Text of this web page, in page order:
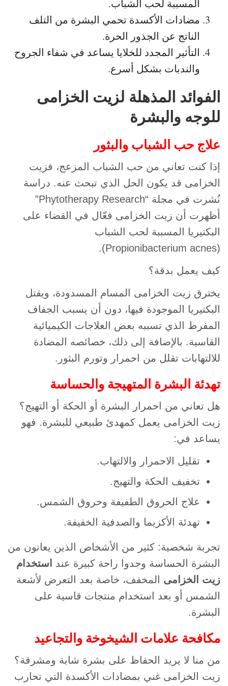
المسببة لحب الشباب.
مضادات الأكسدة تحمي البشرة من التلف
الناتج عن الجذور الحرة.
التأثير المجدد للخلايا يساعد في شفاء الجروح
والندبات بشكل أسرع.
الفوائد المذهلة لزيت الخزامى
للوجه والبشرة
علاج حب الشباب والبثور
إذا كنت تعاني من حب الشباب المزعج، فزيت
الخزامى قد يكون الحل الذي تبحث عنه. دراسة
نُشرت في مجلة “Phytotherapy Research”
أظهرت أن زيت الخزامى فعّال في القضاء على
البكتيريا المسببة لحب الشباب
(Propionibacterium acnes).
كيف يعمل بدقة؟
يخترق زيت الخزامى المسام المسدودة، ويقتل
البكتيريا الموجودة فيها، دون أن يسبب الجفاف
المفرط الذي تسببه بعض العلاجات الكيميائية
القاسية. بالإضافة إلى ذلك، خصائصه المضادة
للالتهابات تقلل من احمرار وتورم البثور.
تهدئة البشرة المتهيجة والحساسة
هل تعاني من احمرار البشرة أو الحكة أو التهيج؟
زيت الخزامى يعمل كمهدئ طبيعي للبشرة. فهو
يساعد في:
تقليل الاحمرار والالتهاب.
تخفيف الحكة والتهيج.
علاج الحروق الطفيفة وحروق الشمس.
تهدئة الأكزيما والصدفية الخفيفة.
تجربة شخصية: كثير من الأشخاص الذين يعانون من
البشرة الحساسة وجدوا راحة كبيرة عند استخدام
زيت الخزامى المخفف، خاصة بعد التعرض لأشعة
الشمس أو بعد استخدام منتجات قاسية على
البشرة.
مكافحة علامات الشيخوخة والتجاعيد
من منا لا يريد الحفاظ على بشرة شابة ومشرقة؟
زيت الخزامى غني بمضادات الأكسدة التي تحارب